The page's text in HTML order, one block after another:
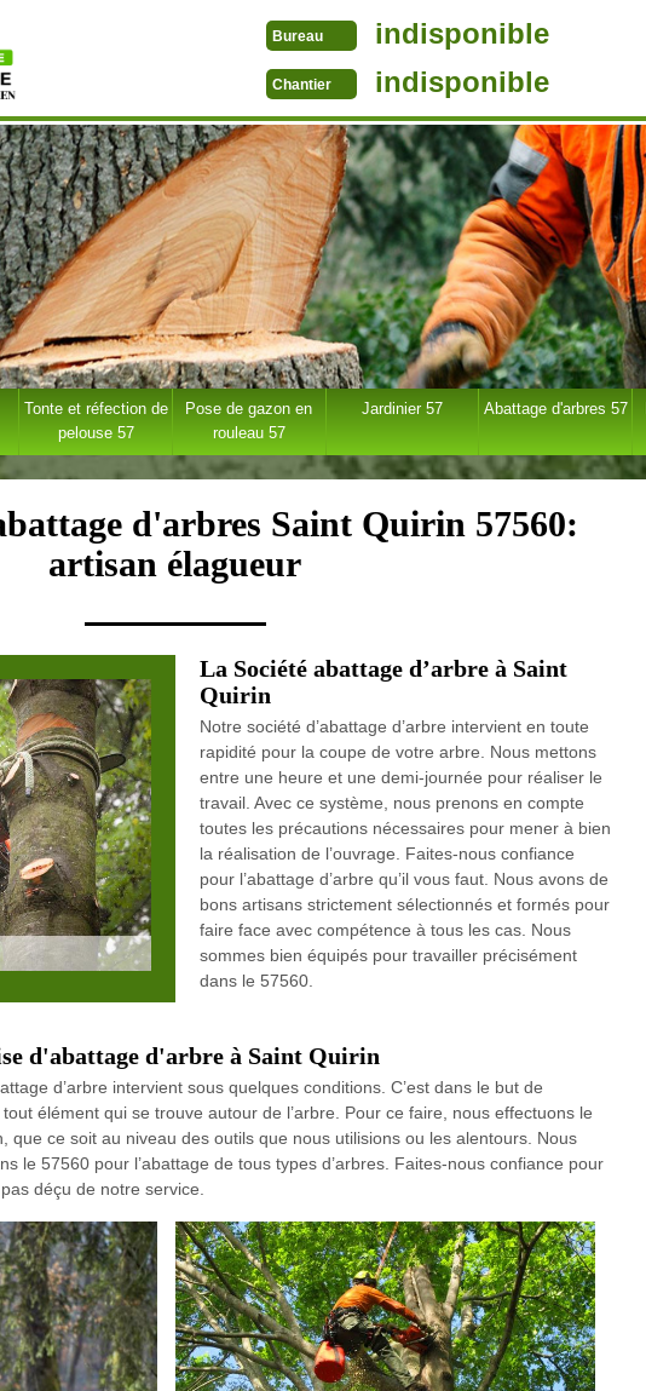
Bureau indisponible
Chantier indisponible
Tonte et réfection de
pelouse 57
Pose de gazon en
rouleau 57
Jardinier 57 Abattage d'arbres 57
d'arbres Saint Quirin 57560:
artisan élagueur
La Société abattage d’arbre à Saint
Quirin
Notre société d’abattage d’arbre intervient en toute
rapidité pour la coupe de votre arbre. Nous mettons
entre une heure et une demi-journée pour réaliser le
travail. Avec ce système, nous prenons en compte
toutes les précautions nécessaires pour mener à bien
la réalisation de l’ouvrage. Faites-nous confiance
pour l’abattage d’arbre qu’il vous faut. Nous avons de
bons artisans strictement sélectionnés et formés pour
faire face avec compétence à tous les cas. Nous
sommes bien équipés pour travailler précisément
dans le 57560.
d'abattage d'arbre à Saint Quirin
d’arbre intervient sous quelques conditions. C’est dans le but de
élément qui se trouve autour de l’arbre. Pour ce faire, nous effectuons le
que ce soit au niveau des outils que nous utilisions ou les alentours. Nous
le 57560 pour l’abattage de tous types d’arbres. Faites-nous confiance pour
déçu de notre service.